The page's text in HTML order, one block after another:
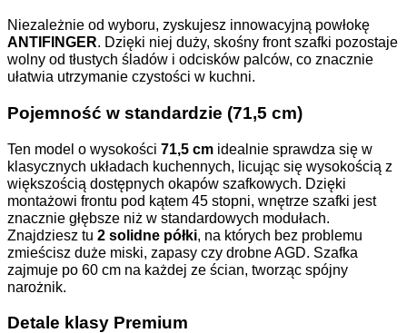
Niezależnie od wyboru, zyskujesz innowacyjną powłokę
ANTIFINGER. Dzięki niej duży, skośny front szafki pozostaje
wolny od tłustych śladów i odcisków palców, co znacznie
ułatwia utrzymanie czystości w kuchni.
Pojemność w standardzie (71,5 cm)
Ten model o wysokości 71,5 cm idealnie sprawdza się w
klasycznych układach kuchennych, licując się wysokością z
większością dostępnych okapów szafkowych. Dzięki
montażowi frontu pod kątem 45 stopni, wnętrze szafki jest
znacznie głębsze niż w standardowych modułach.
Znajdziesz tu 2 solidne półki, na których bez problemu
zmieścisz duże miski, zapasy czy drobne AGD. Szafka
zajmuje po 60 cm na każdej ze ścian, tworząc spójny
narożnik.
Detale klasy Premium